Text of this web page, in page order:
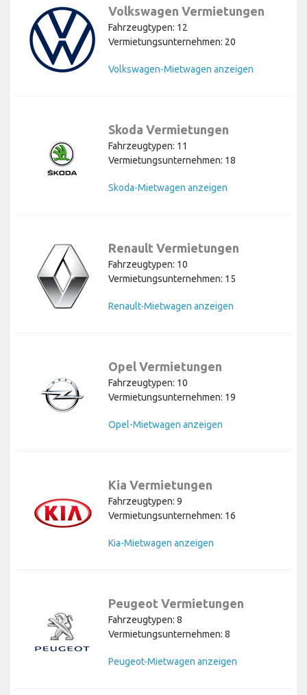
Volkswagen Vermietungen
Fahrzeugtypen: 12
Vermietungsunternehmen: 20
Volkswagen-Mietwagen anzeigen
Skoda Vermietungen
Fahrzeugtypen: 11
Vermietungsunternehmen: 18
Skoda-Mietwagen anzeigen
Renault Vermietungen
Fahrzeugtypen: 10
Vermietungsunternehmen: 15
Renault-Mietwagen anzeigen
Opel Vermietungen
Fahrzeugtypen: 10
Vermietungsunternehmen: 19
Opel-Mietwagen anzeigen
Kia Vermietungen
Fahrzeugtypen: 9
Vermietungsunternehmen: 16
Kia-Mietwagen anzeigen
Peugeot Vermietungen
Fahrzeugtypen: 8
Vermietungsunternehmen: 8
Peugeot-Mietwagen anzeigen